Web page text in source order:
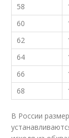
58
60
62
64
66
68
В России